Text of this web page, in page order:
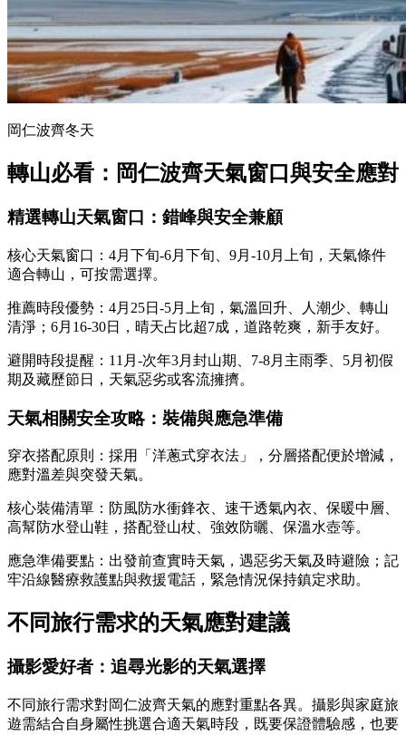
岡仁波齊冬天
轉山必看：岡仁波齊天氣窗口與安全應對
精選轉山天氣窗口：錯峰與安全兼顧
核心天氣窗口：4月下旬-6月下旬、9月-10月上旬，天氣條件
適合轉山，可按需選擇。
推薦時段優勢：4月25日-5月上旬，氣溫回升、人潮少、轉山
清淨；6月16-30日，晴天占比超7成，道路乾爽，新手友好。
避開時段提醒：11月-次年3月封山期、7-8月主雨季、5月初假
期及藏歷節日，天氣惡劣或客流擁擠。
天氣相關安全攻略：裝備與應急準備
穿衣搭配原則：採用「洋蔥式穿衣法」，分層搭配便於增減，
應對溫差與突發天氣。
核心裝備清單：防風防水衝鋒衣、速干透氣內衣、保暖中層、
高幫防水登山鞋，搭配登山杖、強效防曬、保溫水壺等。
應急準備要點：出發前查實時天氣，遇惡劣天氣及時避險；記
牢沿線醫療救護點與救援電話，緊急情況保持鎮定求助。
不同旅行需求的天氣應對建議
攝影愛好者：追尋光影的天氣選擇
不同旅行需求對岡仁波齊天氣的應對重點各異。攝影與家庭旅
遊需結合自身屬性挑選合適天氣時段，既要保證體驗感，也要